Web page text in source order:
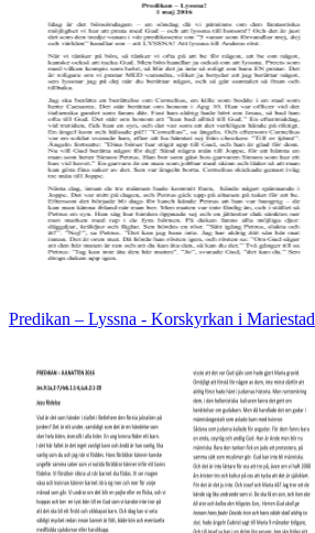
Predikan – Lyssna - Korskyrkan i Mariestad